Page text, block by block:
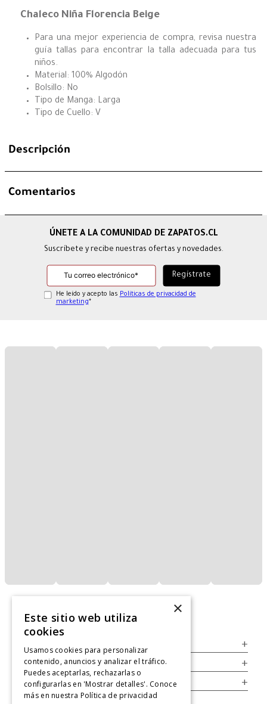
Chaleco Niña Florencia Beige
Para una mejor experiencia de compra, revisa nuestra
guía tallas para encontrar la talla adecuada para tus
niños.
Material: 100% Algodón
Bolsillo: No
Tipo de Manga: Larga
Tipo de Cuello: V
Descripción
Comentarios
Suscríbete y recibe nuestras ofertas y novedades.
He leído y acepto las Políticas de privacidad de
marketing*
+
Legal +
Cuenta +
×
Este sitio web utiliza
cookies
Usamos cookies para personalizar
contenido, anuncios y analizar el tráfico.
Puedes aceptarlas, rechazarlas o
configurarlas en 'Mostrar detalles'. Conoce
más en nuestra Política de privacidad